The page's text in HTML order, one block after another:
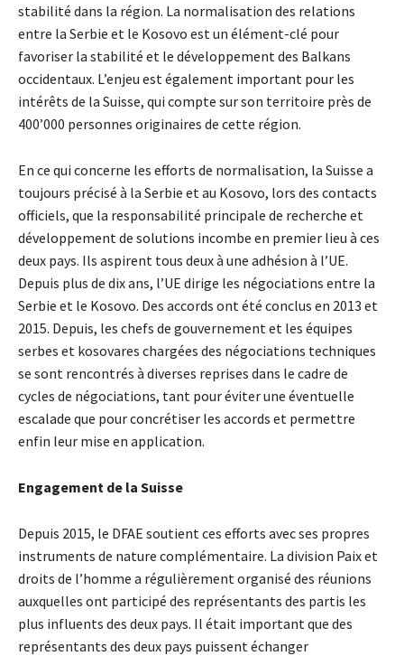
stabilité dans la région. La normalisation des relations
entre la Serbie et le Kosovo est un élément-clé pour
favoriser la stabilité et le développement des Balkans
occidentaux. L’enjeu est également important pour les
intérêts de la Suisse, qui compte sur son territoire près de
400’000 personnes originaires de cette région.
En ce qui concerne les efforts de normalisation, la Suisse a
toujours précisé à la Serbie et au Kosovo, lors des contacts
officiels, que la responsabilité principale de recherche et
développement de solutions incombe en premier lieu à ces
deux pays. Ils aspirent tous deux à une adhésion à l’UE.
Depuis plus de dix ans, l’UE dirige les négociations entre la
Serbie et le Kosovo. Des accords ont été conclus en 2013 et
2015. Depuis, les chefs de gouvernement et les équipes
serbes et kosovares chargées des négociations techniques
se sont rencontrés à diverses reprises dans le cadre de
cycles de négociations, tant pour éviter une éventuelle
escalade que pour concrétiser les accords et permettre
enfin leur mise en application.
Engagement de la Suisse
Depuis 2015, le DFAE soutient ces efforts avec ses propres
instruments de nature complémentaire. La division Paix et
droits de l’homme a régulièrement organisé des réunions
auxquelles ont participé des représentants des partis les
plus influents des deux pays. Il était important que des
représentants des deux pays puissent échanger